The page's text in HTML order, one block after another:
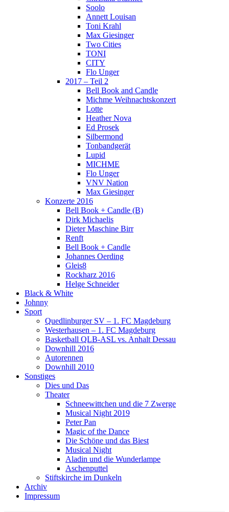
Soolo
Annett Louisan
Toni Krahl
Max Giesinger
Two Cities
TONI
CITY
Flo Unger
2017 – Teil 2
Bell Book and Candle
Michme Weihnachtskonzert
Lotte
Heather Nova
Ed Prosek
Silbermond
Tonbandgerät
Lupid
MICHME
Flo Unger
VNV Nation
Max Giesinger
Konzerte 2016
Bell Book + Candle (B)
Dirk Michaelis
Dieter Maschine Birr
Renft
Bell Book + Candle
Johannes Oerding
Gleis8
Rockharz 2016
Helge Schneider
Black & White
Johnny
Sport
Quedlinburger SV – 1. FC Magdeburg
Westerhausen – 1. FC Magdeburg
Basketball QLB-ASL vs. Anhalt Dessau
Downhill 2016
Autorennen
Downhill 2010
Sonstiges
Dies und Das
Theater
Schneewittchen und die 7 Zwerge
Musical Night 2019
Peter Pan
Magic of the Dance
Die Schöne und das Biest
Musical Night
Aladin und die Wunderlampe
Aschenputtel
Stiftskirche im Dunkeln
Archiv
Impressum